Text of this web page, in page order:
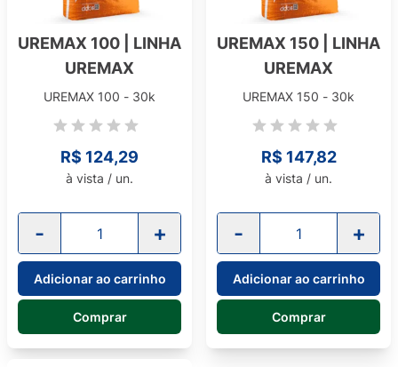
UREMAX 100 | LINHA
UREMAX
UREMAX 100 - 30k
R$ 124,29
à vista / un.
- +
Adicionar ao carrinho
Comprar
UREMAX 150 | LINHA
UREMAX
UREMAX 150 - 30k
R$ 147,82
à vista / un.
- +
Adicionar ao carrinho
Comprar